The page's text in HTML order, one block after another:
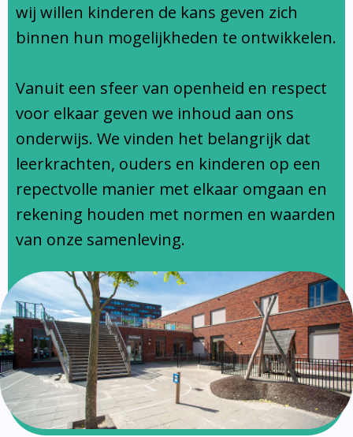
Ondersteuningsprofiel
wij willen kinderen de kans geven zich
binnen hun mogelijkheden te ontwikkelen.
Vanuit een sfeer van openheid en respect
voor elkaar geven we inhoud aan ons
onderwijs. We vinden het belangrijk dat
leerkrachten, ouders en kinderen op een
repectvolle manier met elkaar omgaan en
rekening houden met normen en waarden
van onze samenleving.